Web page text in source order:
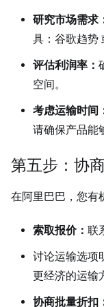
研究市场需求
具：谷歌趋势
评估利润率：
空间。
考虑运输时间
请确保产品能
第五步：协
在阿里巴巴，您有
索取报价： 联
讨论运输选项
更经济的运输
协商批量折扣